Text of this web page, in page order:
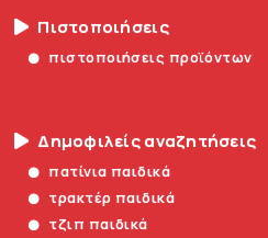
Πιστοποιήσεις
πιστοποιήσεις προϊόντων
Δημοφιλείς αναζητήσεις
πατίνια παιδικά
τρακτέρ παιδικά
τζιπ παιδικά